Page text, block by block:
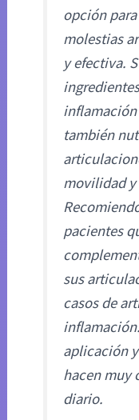
opción
molestias
y efectiva.
también
movilidad y
pacientes
sus
casos de
aplicación
hacen muy
diario.